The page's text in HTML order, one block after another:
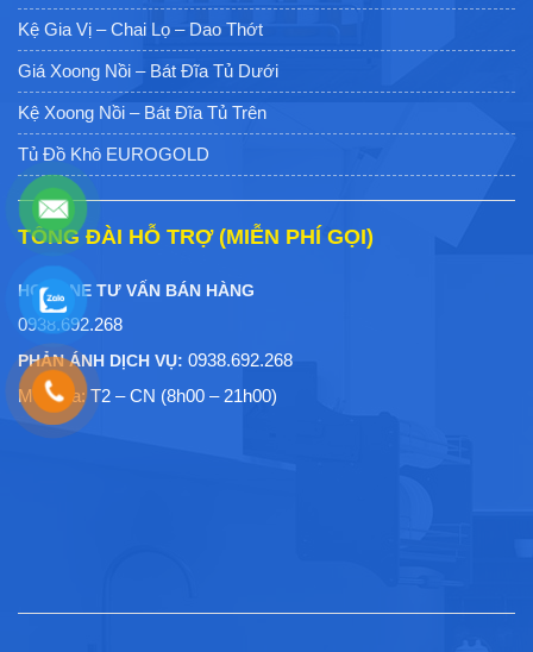
Kệ Gia Vị – Chai Lọ – Dao Thớt
Giá Xoong Nồi – Bát Đĩa Tủ Dưới
Kệ Xoong Nồi – Bát Đĩa Tủ Trên
Tủ Đồ Khô EUROGOLD
TỔNG ĐÀI HỖ TRỢ (MIỄN PHÍ GỌI)
HOTLINE TƯ VẤN BÁN HÀNG
0938.692.268
PHẢN ÁNH DỊCH VỤ: 0938.692.268
Mở cửa: T2 – CN (8h00 – 21h00)